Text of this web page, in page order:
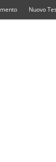
Nuovo